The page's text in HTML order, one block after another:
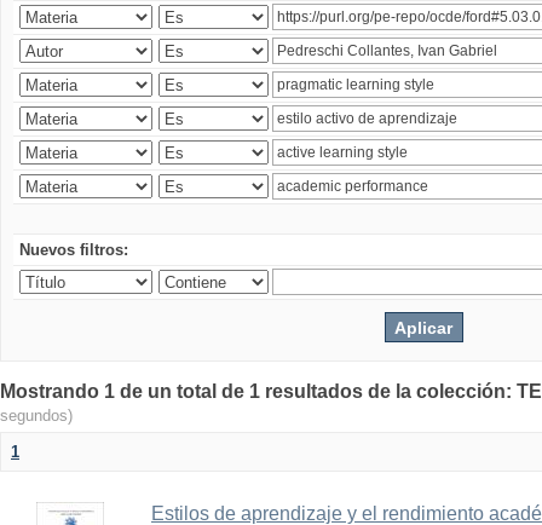
Nuevos filtros:
Mostrando 1 de un total de 1 resultados de la colección:
segundos)
1
Estilos de aprendizaje y el rendimiento